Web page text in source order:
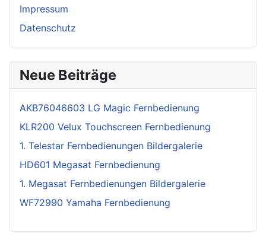
Impressum
Datenschutz
Neue Beiträge
AKB76046603 LG Magic Fernbedienung
KLR200 Velux Touchscreen Fernbedienung
1. Telestar Fernbedienungen Bildergalerie
HD601 Megasat Fernbedienung
1. Megasat Fernbedienungen Bildergalerie
WF72990 Yamaha Fernbedienung